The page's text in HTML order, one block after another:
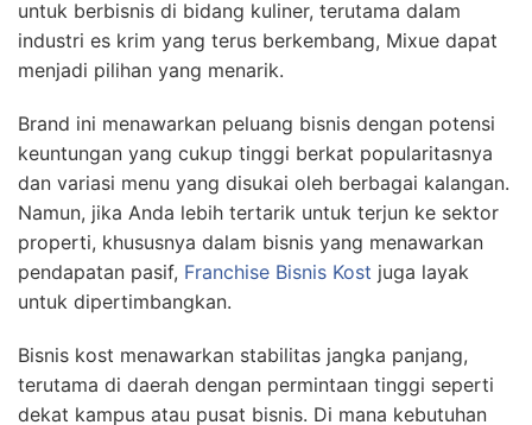
untuk berbisnis di bidang kuliner, terutama dalam
industri es krim yang terus berkembang, Mixue dapat
menjadi pilihan yang menarik.
Brand ini menawarkan peluang bisnis dengan potensi
keuntungan yang cukup tinggi berkat popularitasnya
dan variasi menu yang disukai oleh berbagai kalangan.
Namun, jika Anda lebih tertarik untuk terjun ke sektor
properti, khususnya dalam bisnis yang menawarkan
pendapatan pasif, Franchise Bisnis Kost juga layak
untuk dipertimbangkan.
Bisnis kost menawarkan stabilitas jangka panjang,
terutama di daerah dengan permintaan tinggi seperti
dekat kampus atau pusat bisnis. Di mana kebutuhan